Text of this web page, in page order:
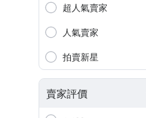
超人氣賣家
人氣賣家
拍賣新星
賣家評價